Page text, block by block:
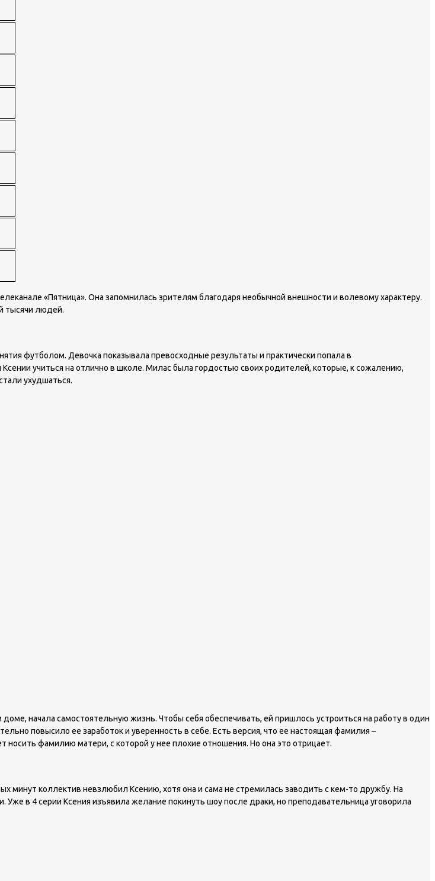
«Пятница». Она запомнилась зрителям благодаря необычной внешности и волевому характеру.
тысячи людей.
футболом. Девочка показывала превосходные результаты и практически попала в
учиться на отлично в школе. Милас была гордостью своих родителей, которые, к сожалению,
ухудшаться.
начала самостоятельную жизнь. Чтобы себя обеспечивать, ей пришлось устроиться на работу в один
повысило ее заработок и уверенность в себе. Есть версия, что ее настоящая фамилия –
носить фамилию матери, с которой у нее плохие отношения. Но она это отрицает.
минут коллектив невзлюбил Ксению, хотя она и сама не стремилась заводить с кем-то дружбу. На
в 4 серии Ксения изъявила желание покинуть шоу после драки, но преподавательница уговорила